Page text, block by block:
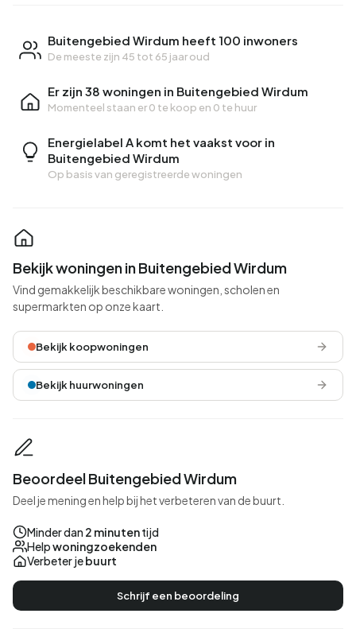
Buitengebied Wirdum heeft 100 inwoners
De meeste zijn 45 tot 65 jaar oud
Er zijn 38 woningen in Buitengebied Wirdum
Momenteel staan er0 te koop en 0 te huur
Energielabel A komt het vaakst voor in
Buitengebied Wirdum
Op basis van geregistreerde woningen
Bekijk woningen in Buitengebied Wirdum
Vind gemakkelijk beschikbare woningen, scholen en
supermarkten op onze kaart.
Bekijk koopwoningen
Bekijk huurwoningen
Beoordeel Buitengebied Wirdum
Deel je mening en help bij het verbeteren van de buurt.
Minder dan 2 minutentijd
Helpwoningzoekenden
Verbeter jebuurt
Schrijf een beoordeling